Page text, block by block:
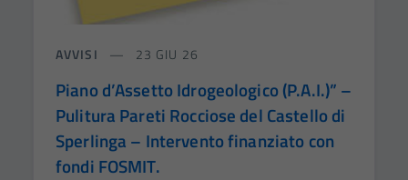
AVVISI 23 GIU 26
Piano d’Assetto Idrogeologico (P.A.I.)” –
Pulitura Pareti Rocciose del Castello di
Sperlinga – Intervento finanziato con
fondi FOSMIT.